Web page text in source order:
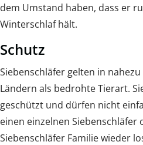
dem Umstand haben, dass er
Winterschlaf hält.
Schutz
Siebenschläfer gelten in
Ländern als bedrohte Tierart.
geschützt und dürfen nicht
einen einzelnen Siebenschläfer
Siebenschläfer Familie wieder